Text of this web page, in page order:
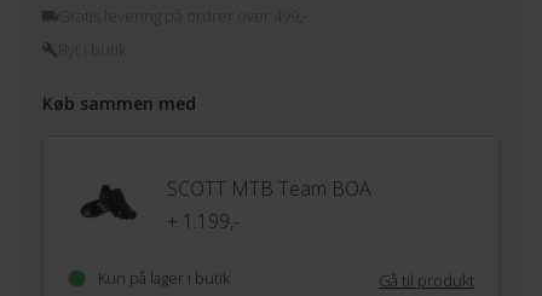
Køb sammen med
SCOTT MTB Team BOA
+ 1.199,-
Kun på lager i butik Gå til produkt